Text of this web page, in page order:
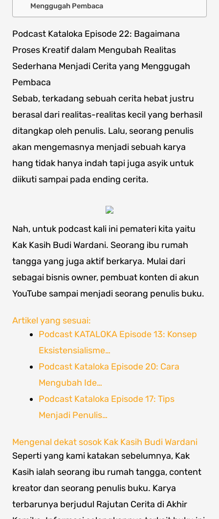
Menggugah Pembaca
Podcast Kataloka Episode 22: Bagaimana
Proses Kreatif dalam Mengubah Realitas
Sederhana Menjadi Cerita yang Menggugah
Pembaca
Sebab, terkadang sebuah cerita hebat justru
berasal dari realitas-realitas kecil yang berhasil
ditangkap oleh penulis. Lalu, seorang penulis
akan mengemasnya menjadi sebuah karya
hang tidak hanya indah tapi juga asyik untuk
diikuti sampai pada ending cerita.
Nah, untuk podcast kali ini pemateri kita yaitu
Kak Kasih Budi Wardani. Seorang ibu rumah
tangga yang juga aktif berkarya. Mulai dari
sebagai bisnis owner, pembuat konten di akun
YouTube sampai menjadi seorang penulis buku.
Artikel yang sesuai:
Podcast KATALOKA Episode 13: Konsep
Eksistensialisme…
Podcast Kataloka Episode 20: Cara
Mengubah Ide…
Podcast Kataloka Episode 17: Tips
Menjadi Penulis…
Mengenal dekat sosok Kak Kasih Budi Wardani
Seperti yang kami katakan sebelumnya, Kak
Kasih ialah seorang ibu rumah tangga, content
kreator dan seorang penulis buku. Karya
terbarunya berjudul Rajutan Cerita di Akhir